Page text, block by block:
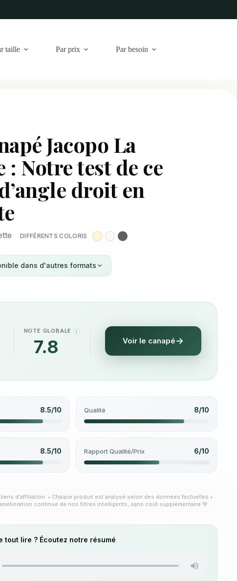
taille Par prix Par besoin
Jacopo La
: Notre test de ce
droit en
DIFFÉRENTS COLORIS
dans d'autres formats
NOTE GLOBALE I
7.8 Voir le canapé
8.5/10 Qualité 8/10
8.5/10 Rapport Qualité/Prix 6/10
d'affiliation. • Chaque produit est analysé selon des données factuelles •
continue de nos filtres intelligents, sans coût supplémentaire 💚
tout lire ? Écoutez notre résumé